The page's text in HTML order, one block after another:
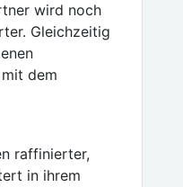
wird noch
Gleichzeitig
dem
raffinierter,
in ihrem